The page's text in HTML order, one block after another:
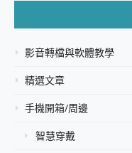
影音轉檔與軟體教學
精選文章
手機開箱/周邊
智慧穿戴